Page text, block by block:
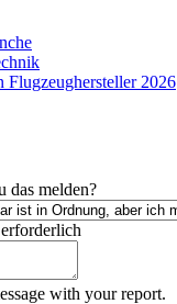
Flugzeughersteller 2026
das melden?
erforderlich
with your report.